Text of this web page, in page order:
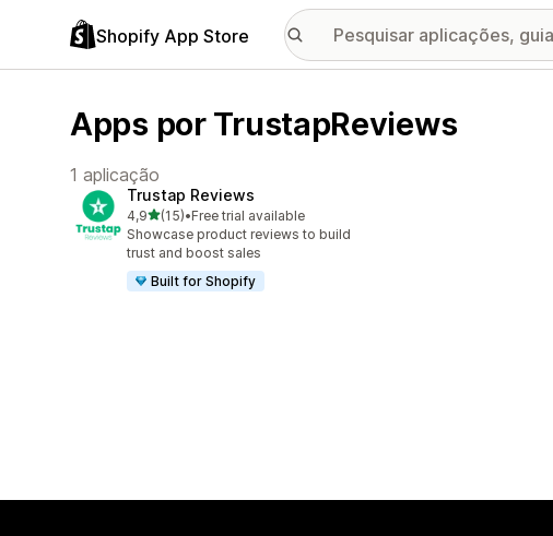
Shopify App Store
Apps por TrustapReviews
1 aplicação
Trustap Reviews
4,9de 5 estrelas
(15)
15 total de avaliações
•Free trial available
Showcase product reviews to build
trust and boost sales
Built for Shopify